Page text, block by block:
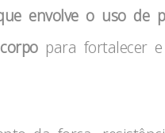
envolve o uso de
para fortalecer e